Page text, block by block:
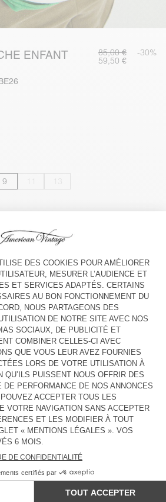
ENFANT
85,00 € -30%
59,50 €
9
le mardi 11 août et le jeudi 13 août
AU PANIER
EN MAGASIN